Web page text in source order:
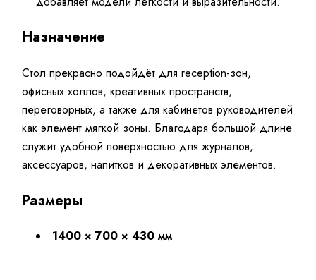
Назначение
Стол прекрасно подойдёт для reception-зон,
офисных холлов, креативных пространств,
переговорных, а также для кабинетов руководителей
как элемент мягкой зоны. Благодаря большой длине
служит удобной поверхностью для журналов,
аксессуаров, напитков и декоративных элементов.
Размеры
1400 × 700 × 430 мм